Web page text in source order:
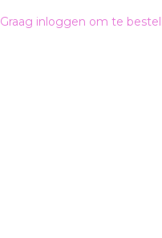
Graag inloggen om te